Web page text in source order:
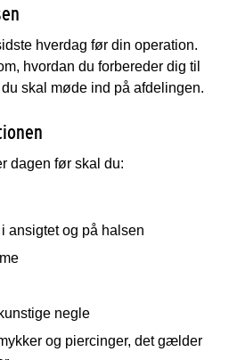
hverdag før din operation.
hvordan du forbereder dig til
skal møde ind på afdelingen.
dagen før skal du:
ansigtet og på halsen
negle
og piercinger, det gælder